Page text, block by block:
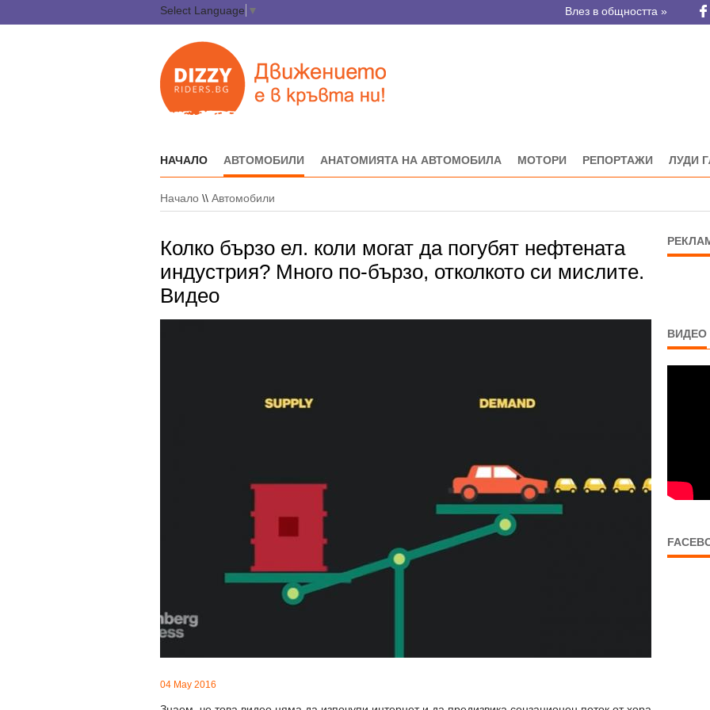
Select Language ▼ Влез в общността »
НАЧАЛО АВТОМОБИЛИ АНАТОМИЯТА НА АВТОМОБИЛА МОТОРИ РЕПОРТАЖИ ЛУДИ
Начало \\ Автомобили
Колко бързо ел. коли могат да погубят нефтената
индустрия? Много по-бързо, отколкото си мислите.
Видео
04 May 2016
ВИДЕО